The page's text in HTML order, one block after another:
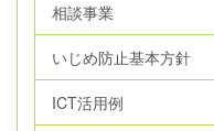
相談事業
いじめ防止基本方針
ICT活用例